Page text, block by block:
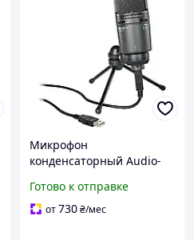
Микрофон
конденсаторный Audio-
Готово к отправке
от730₴/мес